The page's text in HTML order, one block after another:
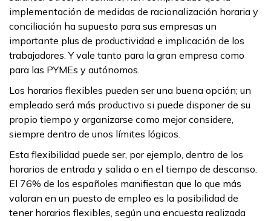
implementación de medidas de racionalización horaria y
conciliación ha supuesto para sus empresas un
importante plus de productividad e implicación de los
trabajadores. Y vale tanto para la gran empresa como
para las PYMEs y autónomos.
Los horarios flexibles pueden ser una buena opción; un
empleado será más productivo si puede disponer de su
propio tiempo y organizarse como mejor considere,
siempre dentro de unos límites lógicos.
Esta flexibilidad puede ser, por ejemplo, dentro de los
horarios de entrada y salida o en el tiempo de descanso.
El 76% de los españoles manifiestan que lo que más
valoran en un puesto de empleo es la posibilidad de
tener horarios flexibles, según una encuesta realizada